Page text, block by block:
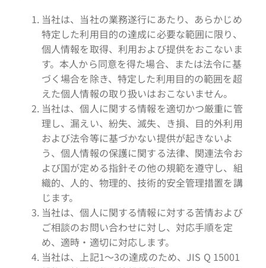
当社は、当社の業務遂行にあたり、あらかじめ
特定した利用目的の達成に必要な範囲に限り、
個人情報を取得、利用および提供をおこないま
す。本人から同意を得た場合、または法令に基
づく場合を除き、特定した利用目的の範囲を超
えた個人情報の取り扱いはおこないません。
当社は、個人に関する情報を適切かつ厳重に管
理し、漏えい、紛失、滅失、き損、目的外利用
および法令等に基づかない提供が起きないよ
う、個人情報の保護に関する法律、関連法令お
よび国が定める指針その他の規範を遵守し、組
織的、人的、物理的、技術的安全管理措置を講
じます。
当社は、個人に関する情報に対する苦情および
ご相談のお問い合わせに対し、対応手順を定
め、適時・適切に対応します。
当社は、上記1～3の達成のため、JIS Q 15001